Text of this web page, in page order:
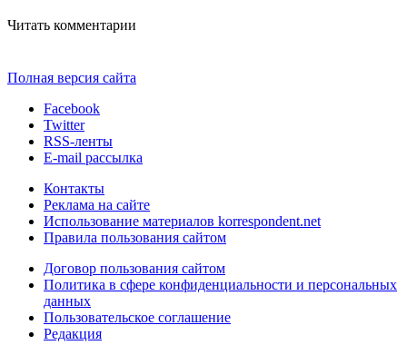
Читать комментарии
Полная версия сайта
Facebook
Twitter
RSS-ленты
E-mail рассылка
Контакты
Реклама на сайте
Использование материалов korrespondent.net
Правила пользования сайтом
Договор пользования сайтом
Политика в сфере конфиденциальности и персональных
данных
Пользовательское соглашение
Редакция